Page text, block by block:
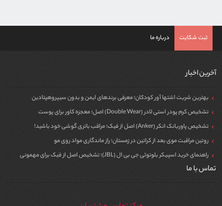
ثبت شکایت درباره ما
آخرین اخبار
بهترین شربت اشتها آور کودکان؛ معرفی برندهای ایمن و بدون سیپروهپتادین
تشخیص کرم پودر استی لادر (Double Wear) اصل؛ معجزه کاور برای پوست
تشخیص پاوربانک انکر (Anker) اصل از فیک؛ مراقب باتری گوشی خود باشید!
روتین مراقبت موی بعد از کراتین در زمستان؛ راز ماندگاری مواد روی مو
راهنمای خرید اسپیکر بلوتوثی جی بی ال (JBL)؛ تشخیص اصل از فیک برای مهمونی
تماس با ما